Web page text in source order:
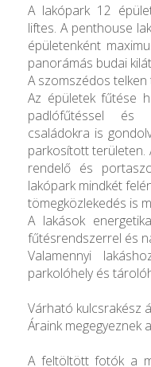
A lakópark 12
liftes. A penthouse
épületenként
panorámás budai
A szomszédos
Az épületek fűtése
padlófűtéssel és
családokra is
parkosított területen.
rendelő és
lakópark mindkét
tömegközlekedés is
A lakások
fűtésrendszerrel és
Valamennyi
parkolóhely és
Várható kulcsrakész
Áraink megegyeznek
A feltöltött fotók a